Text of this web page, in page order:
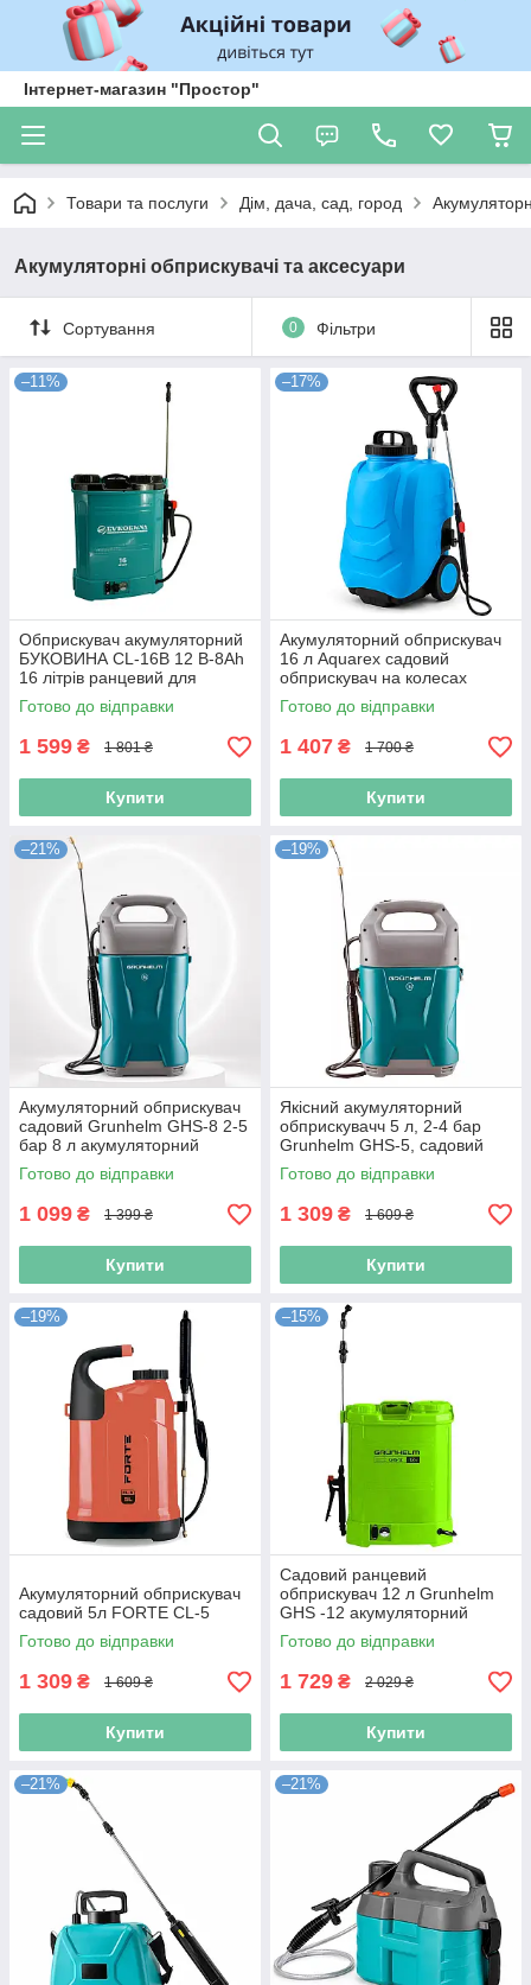
Інтернет-магазин "Простор"
Товари та послуги Дім, дача, сад, город
Акумуляторні обприскувачі та аксесуари
Сортування 0 Фільтри
–11%
Обприскувач акумуляторний
БУКОВИНА CL-16В 12 В-8Ah
16 літрів ранцевий для
обробки росли теплиць
Готово до відправки
1 599 ₴ 1 801 ₴
Купити
–17%
Акумуляторний обприскувач
16 л Aquarex садовий
обприскувач на колесах
розпилювач добрив для
городу обприскувачі
Готово до відправки
1 407 ₴ 1 700 ₴
Купити
–21%
Акумуляторний обприскувач
садовий Grunhelm GHS-8 2-5
бар 8 л акумуляторний
обприскувач садовий
Готово до відправки
1 099 ₴ 1 399 ₴
Купити
–19%
Якісний акумуляторний
обприскувачч 5 л, 2-4 бар
Grunhelm GHS-5, садовий
оприскувач
Готово до відправки
1 309 ₴ 1 609 ₴
Купити
–19%
Акумуляторний обприскувач
садовий 5л FORTE CL-5
Готово до відправки
1 309 ₴ 1 609 ₴
Купити
–15%
Садовий ранцевий
обприскувач 12 л Grunhelm
GHS -12 акумуляторний
обприскувач для дачі
Готово до відправки
1 729 ₴ 2 029 ₴
Купити
–21% –21%